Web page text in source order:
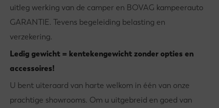
uitleg werking van de camper en BOVAG kampeerauto
GARANTIE. Tevens begeleiding belasting en
verzekering.
Ledig gewicht = kentekengewicht zonder opties en
accessoires!
U bent uiteraard van harte welkom in één van onze
prachtige showrooms. Om u uitgebreid en goed van